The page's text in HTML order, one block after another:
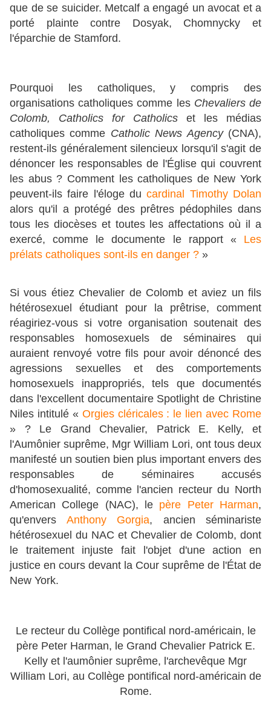
que de se suicider. Metcalf a engagé un avocat et a
porté plainte contre Dosyak, Chomnycky et
l'éparchie de Stamford.
Pourquoi les catholiques, y compris des
organisations catholiques comme les Chevaliers de
Colomb,
Catholics for Catholics et les médias
catholiques comme Catholic News Agency(CNA),
restent-ils généralement silencieux lorsqu'il s'agit de
dénoncer les responsables de l'Église qui couvrent
les abus ? Comment les catholiques de New York
peuvent-ils faire l'éloge ducardinal Timothy Dolan
alors qu'il a protégé des prêtres pédophiles dans
tous les diocèses et toutes les affectations où il a
exercé, comme le documente le rapport « Les
prélats catholiques sont-ils en danger ? »
Si vous étiez Chevalier de Colomb et aviez un fils
hétérosexuel étudiant pour la prêtrise, comment
réagiriez-vous si votre organisation soutenait des
responsables homosexuels de séminaires qui
auraient renvoyé votre fils pour avoir dénoncé des
agressions sexuelles et des comportements
homosexuels inappropriés, tels que documentés
dans l'excellent documentaire Spotlight de Christine
Niles intitulé « Orgies cléricales : le lien avec Rome
» ? Le Grand Chevalier, Patrick E. Kelly, et
l'Aumônier suprême, Mgr William Lori, ont tous deux
manifesté un soutien bien plus important envers des
responsables de séminaires accusés
d'homosexualité, comme l'ancien recteur du North
American College (NAC), le père Peter Harman,
qu'envers Anthony Gorgia, ancien séminariste
hétérosexuel du NAC et Chevalier de Colomb, dont
le traitement injuste fait l'objet d'une action en
justice en cours devant la Cour suprême de l'État de
New York.
Le recteur du Collège pontifical nord-américain, le
père Peter Harman, le Grand Chevalier Patrick E.
Kelly et l'aumônier suprême, l'archevêque Mgr
William Lori, au Collège pontifical nord-américain de
Rome.